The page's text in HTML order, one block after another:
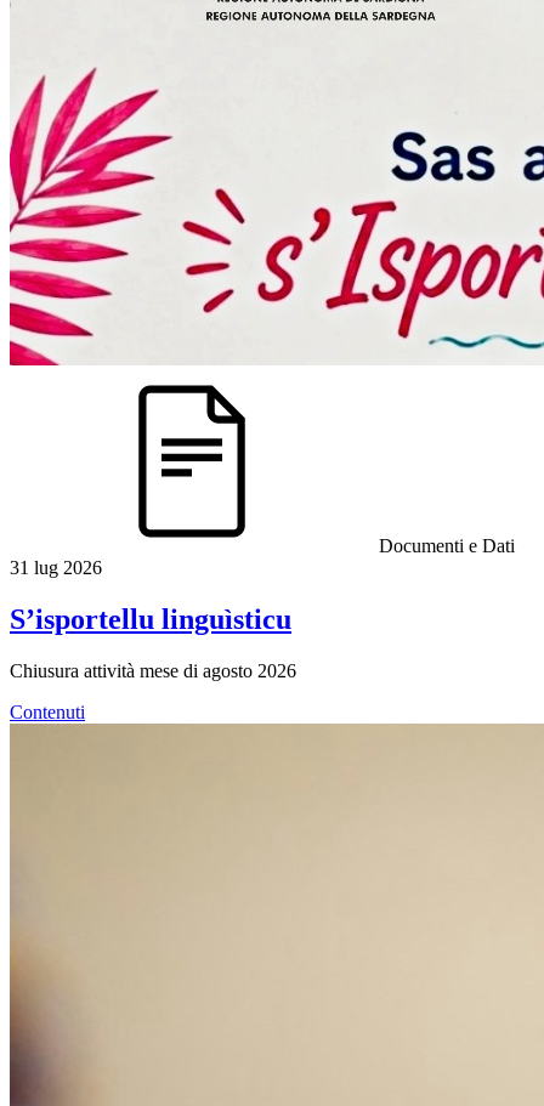
Documenti e Dati
31 lug 2026
S’isportellu linguìsticu
Chiusura attività mese di agosto 2026
Contenuti